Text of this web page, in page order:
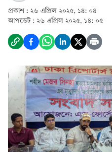
প্রকাশ : ২৬ এপ্রিল ২০২৫, ১৪: ০৪
আপডেট : ২৬ এপ্রিল ২০২৫, ১৪: ০৫